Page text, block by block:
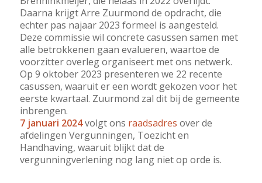
Daarna krijgt Arre Zuurmond de opdracht, die
echter pas najaar 2023 formeel is aangesteld.
Deze commissie wil concrete casussen samen met
alle betrokkenen gaan evalueren, waartoe de
voorzitter overleg organiseert met ons netwerk.
Op 9 oktober 2023 presenteren we 22 recente
casussen, waaruit er een wordt gekozen voor het
eerste kwartaal. Zuurmond zal dit bij de gemeente
inbrengen.
7 januari 2024volgt ons raadsadres over de
afdelingen Vergunningen, Toezicht en
Handhaving, waaruit blijkt dat de
vergunningverlening nog lang niet op orde is.